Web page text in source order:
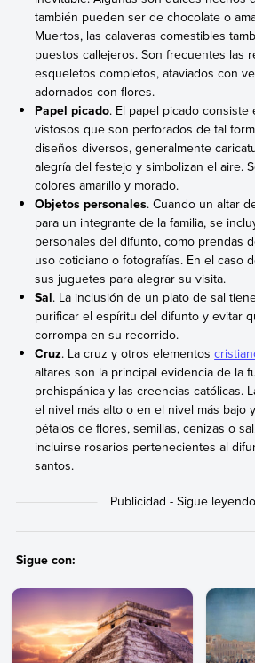
también pueden ser de chocolate o
Muertos, las calaveras comestibles
puestos callejeros. Son frecuentes las
esqueletos completos, ataviados con
adornados con flores.
Papel picado. El papel picado
vistosos que son perforados de tal
diseños diversos, generalmente
alegría del festejo y simbolizan el aire.
colores amarillo y morado.
Objetos personales. Cuando un altar
para un integrante de la familia, se
personales del difunto, como prendas
uso cotidiano o fotografías. En el caso
sus juguetes para alegrar su visita.
Sal. La inclusión de un plato de sal
purificar el espíritu del difunto y evitar
corrompa en su recorrido.
Cruz. La cruz y otros elementos
altares son la principal evidencia de la
prehispánica y las creencias católicas.
el nivel más alto o en el nivel más bajo
pétalos de flores, semillas, cenizas o
incluirse rosarios pertenecientes al
santos.
Sigue con: